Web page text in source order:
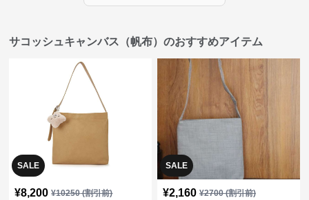
サコッシュキャンバス（帆布）のおすすめアイテム
SALE
¥8,200 ¥10250(割引前)
SALE
¥2,160 ¥2700(割引前)